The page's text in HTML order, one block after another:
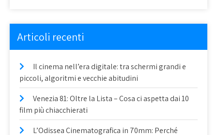
Articoli recenti
Il cinema nell’era digitale: tra schermi grandi e
piccoli, algoritmi e vecchie abitudini
Venezia 81: Oltre la Lista – Cosa ci aspetta dai 10
film più chiacchierati
L’Odissea Cinematografica in 70mm: Perché